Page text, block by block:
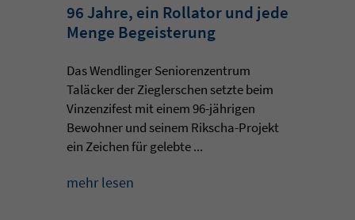
96 Jahre, ein Rollator und jede
Menge Begeisterung
Das Wendlinger Seniorenzentrum
Taläcker der Zieglerschen setzte beim
Vinzenzifest mit einem 96-jährigen
Bewohner und seinem Rikscha-Projekt
ein Zeichen für gelebte ...
mehr lesen